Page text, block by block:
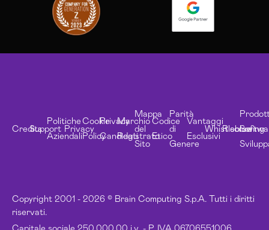
Copyright 2001 - 2026 © Brain Computing S.p.A. Tutti i diritti
riservati.
CreditsSupport
Politiche
Aziendali
Privacy
Cookie
Policy
Privacy
Candidati
Marchio
Registrato
Mappa
del
Sito
Codice
Etico
Parità
di
Genere
Vantaggi
Esclusivi
Whistleblowing
Risorse